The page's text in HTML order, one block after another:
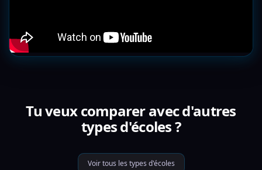
Tu veux comparer avec d'autres
types d'écoles ?
Voir tous les types d'écoles